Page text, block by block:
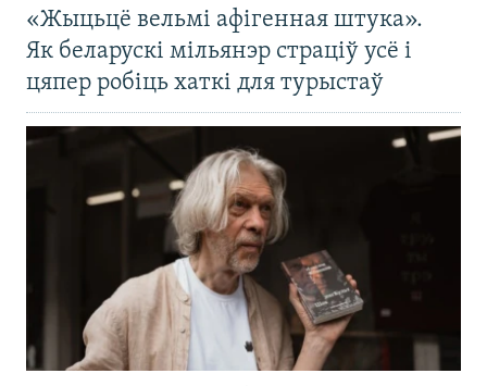
«Жыцьцё вельмі афігенная штука».
Як беларускі мільянэр страціў усё і
цяпер робіць хаткі для турыстаў